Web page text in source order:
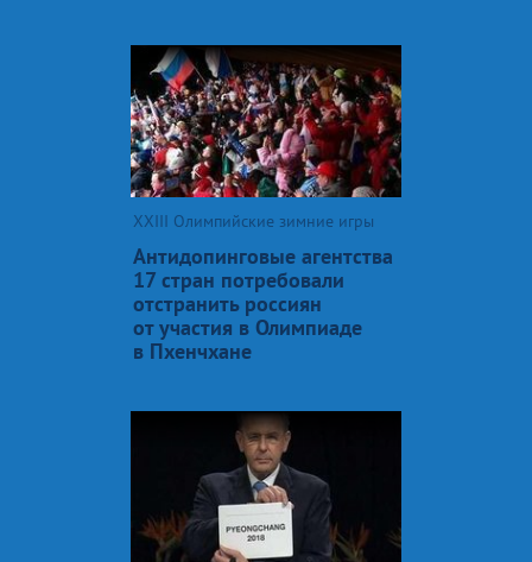
XXIII Олимпийские зимние игры
Антидопинговые агентства
17 стран потребовали
отстранить россиян
от участия в Олимпиаде
в Пхенчхане